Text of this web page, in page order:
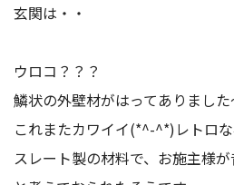
玄関は・・
ウロコ？？？
鱗状の外壁材がはってありました
これまたカワイイ(*^-^*)レトロな
スレート製の材料で、お施主様